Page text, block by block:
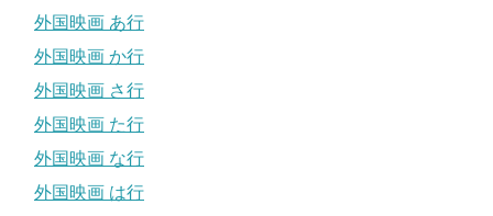
外国映画 あ行
外国映画 か行
外国映画 さ行
外国映画 た行
外国映画 な行
外国映画 は行